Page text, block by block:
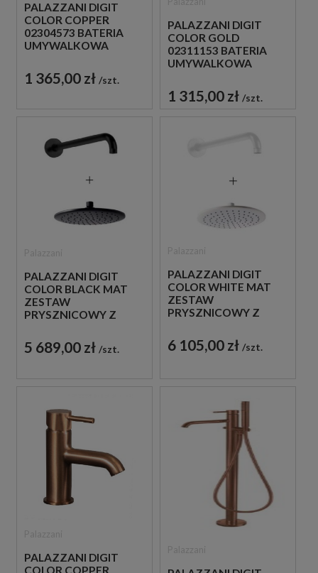
PALAZZANI DIGIT
COLOR COPPER
02304573 BATERIA
UMYWALKOWA
JEDNOUCHWYTOWA
MIEDZIANA
1 365,00 zł szt.
PALAZZANI DIGIT
COLOR GOLD
02311153 BATERIA
UMYWALKOWA
JEDNOUCHWYTOWA
ZŁOTA
1 315,00 zł szt.
PALAZZANI DIGIT
COLOR BLACK MAT
ZESTAW
PRYSZNICOWY Z
CZARNY
5 689,00 zł szt.
PALAZZANI DIGIT
COLOR WHITE MAT
ZESTAW
PRYSZNICOWY Z
6 105,00 zł szt.
PALAZZANI DIGIT